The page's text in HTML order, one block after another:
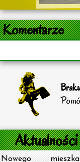
Komentarze
Aktualności
Nowego